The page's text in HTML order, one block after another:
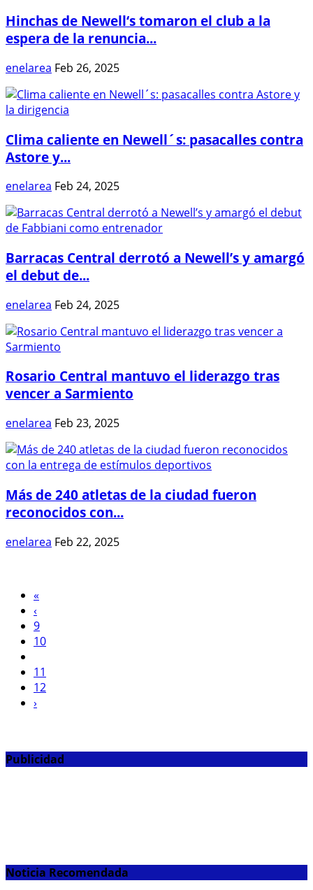
Hinchas de Newell‘s tomaron el club a la
espera de la renuncia...
enelarea Feb 26, 2025
Clima caliente en Newell´s: pasacalles contra
Astore y...
enelarea Feb 24, 2025
Barracas Central derrotó a Newell’s y amargó
el debut de...
enelarea Feb 24, 2025
Rosario Central mantuvo el liderazgo tras
vencer a Sarmiento
enelarea Feb 23, 2025
Más de 240 atletas de la ciudad fueron
reconocidos con...
enelarea Feb 22, 2025
«
‹
9
10
11
12
›
Publicidad
Noticia Recomendada